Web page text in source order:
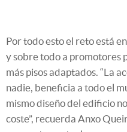
Por todo esto el reto está
y sobre todo a promotores
más pisos adaptados. “La
nadie, beneficia a todo el
mismo diseño del edificio
coste”, recuerda Anxo